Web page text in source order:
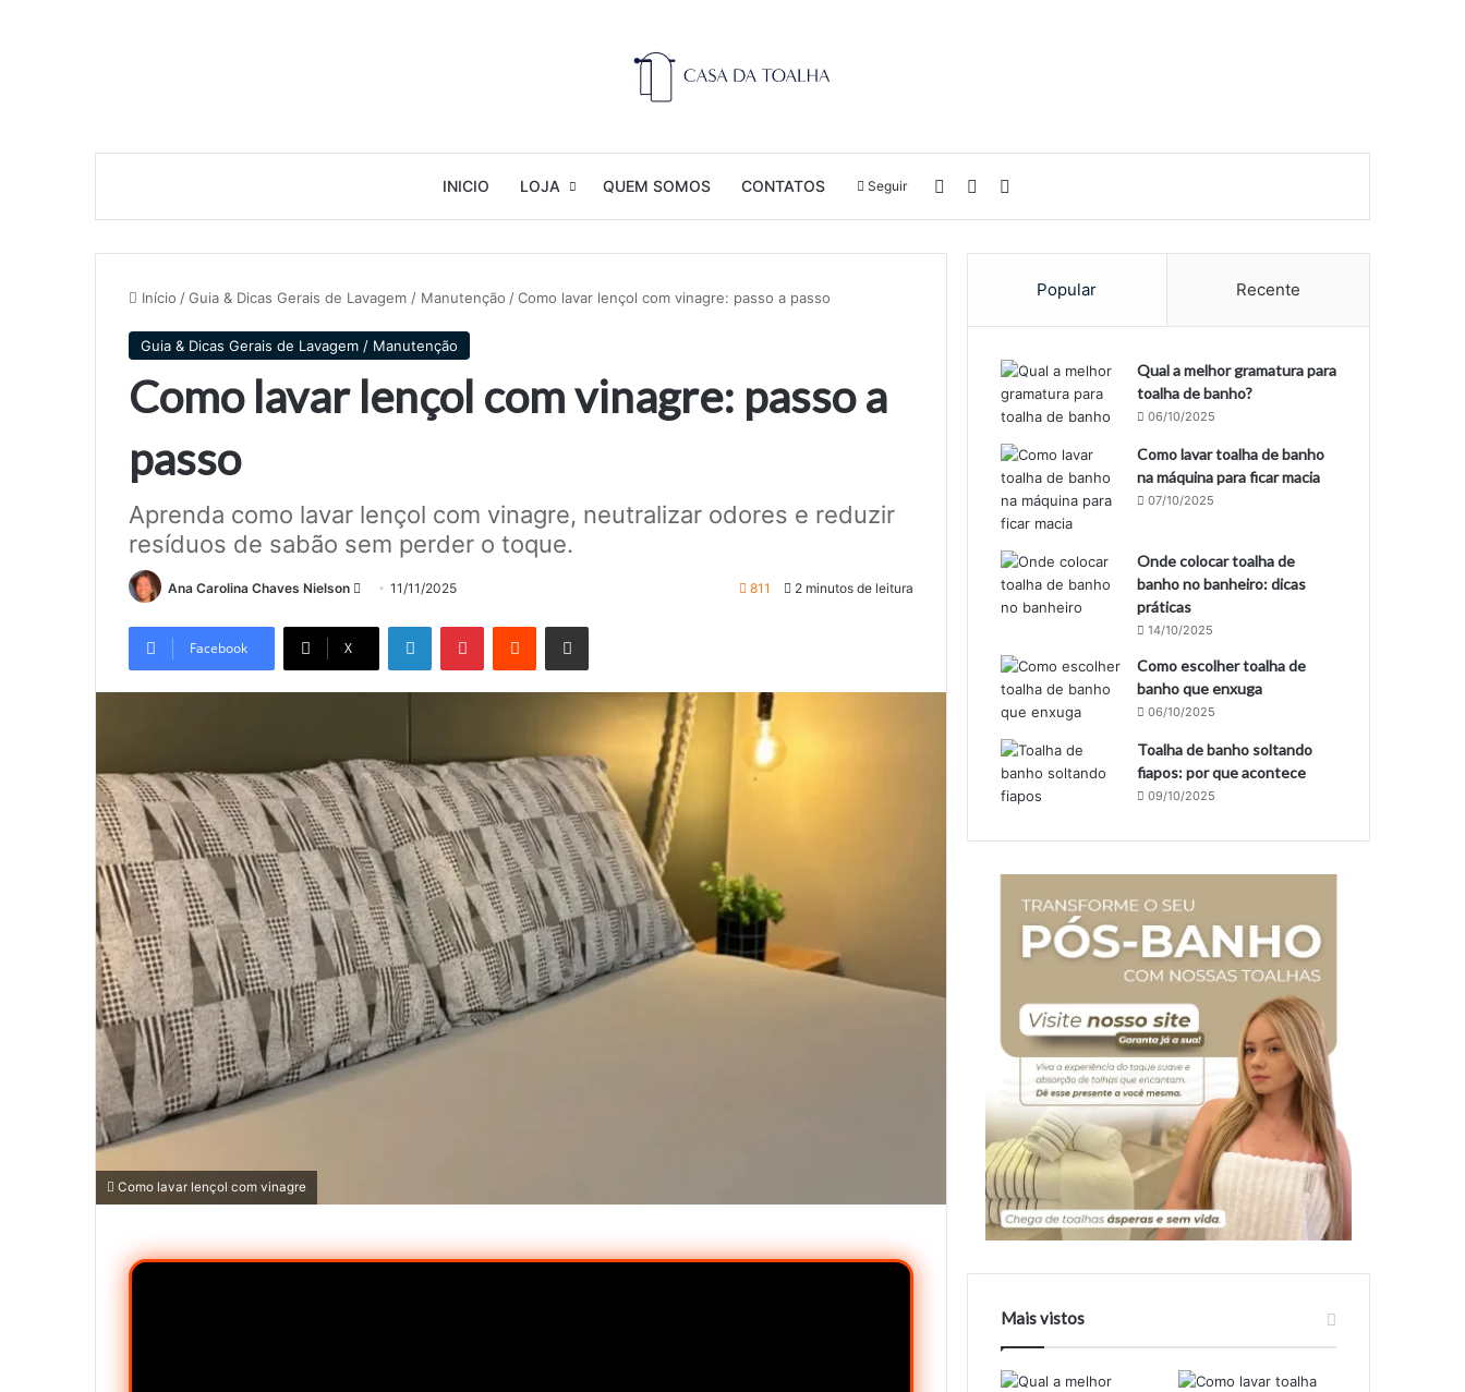
INICIO LOJA QUEM SOMOS CONTATOS Seguir Entrar Barra Lateral
Início /Guia & Dicas Gerais de Lavagem / Manutenção /Como lavar lençol com vinagre: passo a passo
Guia & Dicas Gerais de Lavagem / Manutenção
Como lavar lençol com vinagre: passo a
passo
Aprenda como lavar lençol com vinagre, neutralizar odores e reduzir
resíduos de sabão sem perder o toque.
Ana Carolina Chaves Nielson
Mande
mail
11/11/2025 811 2 minutos de leitura
Facebook X
LinkedinPinterestReddit Compartilhar via e-mail
Como lavar lençol com vinagre
Popular Recente
Qual a melhor gramatura para
toalha de banho?
06/10/2025
Como lavar toalha de banho
na máquina para ficar macia
07/10/2025
Onde colocar toalha de
banho no banheiro: dicas
práticas
14/10/2025
Como escolher toalha de
banho que enxuga
06/10/2025
Toalha de banho soltando
fiapos: por que acontece
09/10/2025
Mais vistos